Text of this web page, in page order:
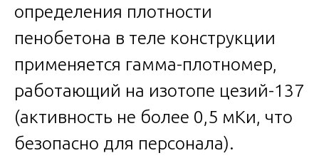
определения плотности
пенобетона в теле конструкции
применяется гамма-плотномер,
работающий на изотопе цезий-137
(активность не более 0,5 мКи, что
безопасно для персонала).